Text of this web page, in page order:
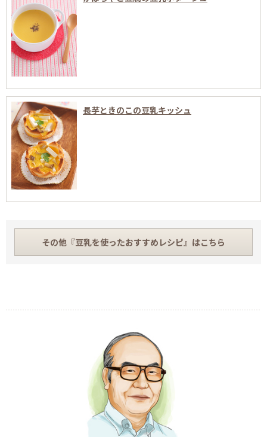
長芋ときのこの豆乳キッシュ
その他『豆乳を使ったおすすめレシピ』はこちら